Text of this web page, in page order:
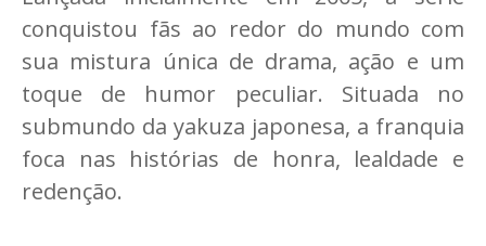
conquistou fãs ao redor do mundo com
sua mistura única de drama, ação e um
toque de humor peculiar. Situada no
submundo da yakuza japonesa, a franquia
foca nas histórias de honra, lealdade e
redenção.